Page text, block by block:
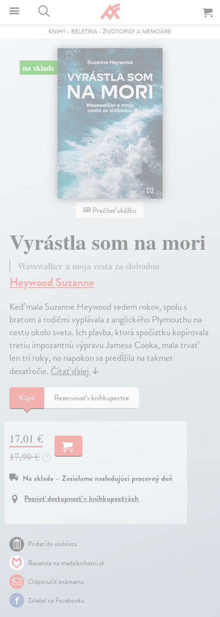
KNIHY - BELETRIA - ŽIVOTOPISY A MEMOÁRE
na sklade
Prečítať ukážku
Vyrástla som na mori
Wavewalker a moja cesta za slobodou
Heywood Suzanne
Keď mala Suzanne Heywood sedem rokov, spolu s
bratom a rodičmi vyplávala z anglického Plymouthu na
cestu okolo sveta. Ich plavba, ktorá spočiatku kopírovala
tretiu impozantnú výpravu Jamesa Cooka, mala trvať
len tri roky, no napokon sa predĺžila na takmer
desaťročie.Čítať ďalej↓
Kúpiť Rezervovať v kníhkupectve
17,01 €
17,90 €
?
Na sklade – Zasielame nasledujúci pracovný deň
Pozrieť dostupnosť v kníhkupectvách
Pridať do wishlistu
Recenzia na medziknihami.sk
Odporučiť známemu
Zdielať na Facebooku